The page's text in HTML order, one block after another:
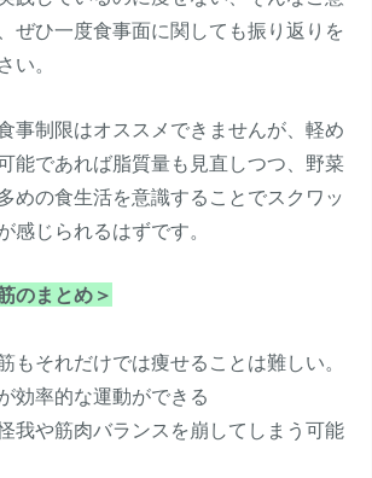
ぜひ一度食事面に関しても振り返りを
い。
事制限はオススメできませんが、軽め
能であれば脂質量も見直しつつ、野菜
めの食生活を意識することでスクワッ
感じられるはずです。
のまとめ＞
もそれだけでは痩せることは難しい。
効率的な運動ができる
我や筋肉バランスを崩してしまう可能